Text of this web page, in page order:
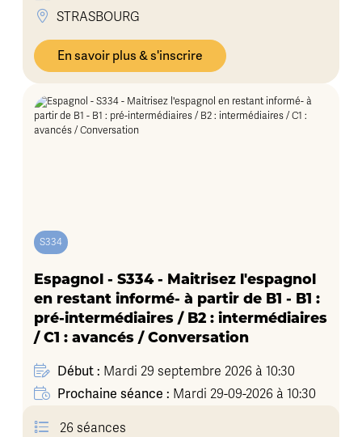
STRASBOURG
En savoir plus & s'inscrire
S334
Espagnol - S334 - Maitrisez l'espagnol
en restant informé- à partir de B1 - B1 :
pré-intermédiaires / B2 : intermédiaires
/ C1 : avancés / Conversation
Début : Mardi 29 septembre 2026 à 10:30
Prochaine séance : Mardi 29-09-2026 à 10:30
26 séances